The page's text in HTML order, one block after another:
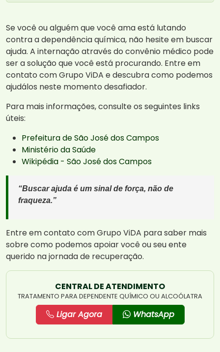
Se você ou alguém que você ama está lutando
contra a dependência química, não hesite em buscar
ajuda. A internação através do convênio médico pode
ser a solução que você está procurando. Entre em
contato com Grupo ViDA e descubra como podemos
ajudálos neste momento desafiador.
Para mais informações, consulte os seguintes links
úteis:
Prefeitura de São José dos Campos
Ministério da Saúde
Wikipédia - São José dos Campos
“Buscar ajuda é um sinal de força, não de
fraqueza.”
Entre em contato com Grupo ViDA para saber mais
sobre como podemos apoiar você ou seu ente
querido na jornada de recuperação.
CENTRAL DE ATENDIMENTO
TRATAMENTO PARA DEPENDENTE QUÍMICO OU ALCOÓLATRA
Ligar Agora WhatsApp